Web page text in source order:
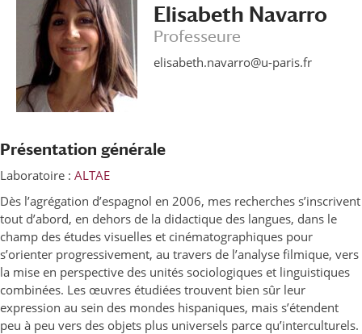
Elisabeth Navarro
Professeure
elisabeth.navarro@u-paris.fr
Présentation générale
Laboratoire : ALTAE
Dès l’agrégation d’espagnol en 2006, mes recherches s’inscrivent
tout d’abord, en dehors de la didactique des langues, dans le
champ des études visuelles et cinématographiques pour
s’orienter progressivement, au travers de l’analyse filmique, vers
la mise en perspective des unités sociologiques et linguistiques
combinées. Les œuvres étudiées trouvent bien sûr leur
expression au sein des mondes hispaniques, mais s’étendent
peu à peu vers des objets plus universels parce qu’interculturels.